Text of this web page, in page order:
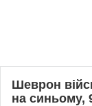
Шеврон
на синьому,